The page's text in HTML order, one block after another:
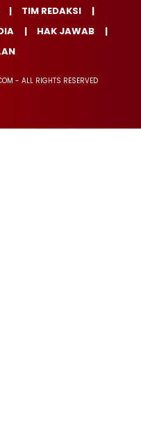
TIM REDAKSI
HAK JAWAB
- ALL RIGHTS RESERVED